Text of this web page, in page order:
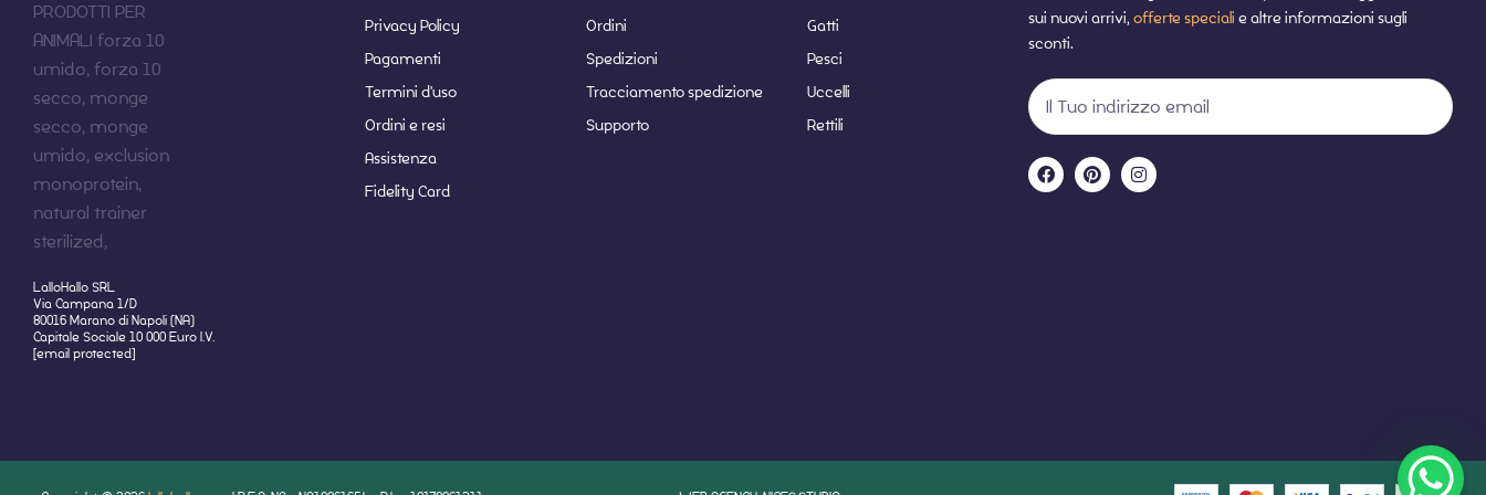
LalloHallo SRL
Via Campana 1/D
80016 Marano di Napoli (NA)
Capitale Sociale 10 000 Euro I.V.
[email protected]
Privacy Policy
Pagamenti
Termini d'uso
Ordini e resi
Assistenza
Fidelity Card
Ordini
Spedizioni
Tracciamento spedizione
Supporto
Gatti
Pesci
Uccelli
Rettili
sui nuovi arrivi,offerte speciali e altre informazioni sugli
sconti.